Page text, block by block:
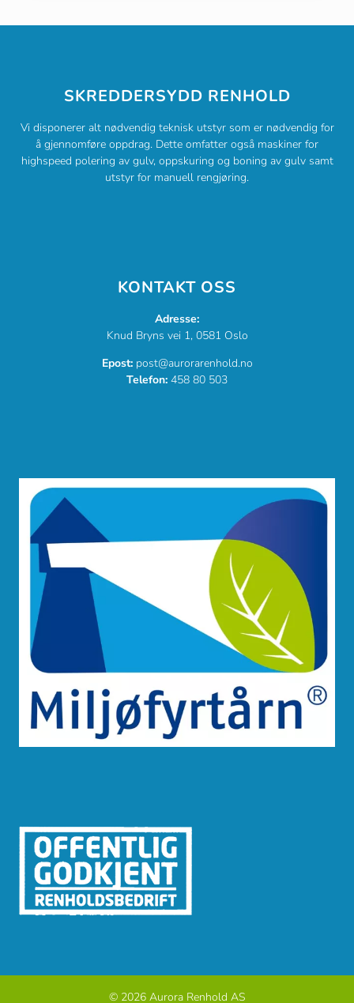
SKREDDERSYDD RENHOLD
Vi disponerer alt nødvendig teknisk utstyr som er nødvendig for
å gjennomføre oppdrag. Dette omfatter også maskiner for
highspeed polering av gulv, oppskuring og boning av gulv samt
utstyr for manuell rengjøring.
KONTAKT OSS
Adresse:
Knud Bryns vei 1, 0581 Oslo
Epost:post@aurorarenhold.no
Telefon: 458 80 503
© 2026 Aurora Renhold AS